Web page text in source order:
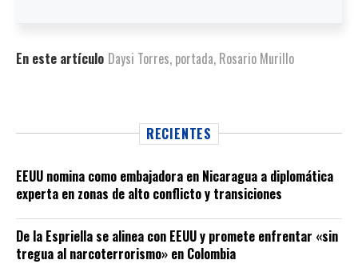
En este artículo Daysi Torres, portada, Rosario Murillo
RECIENTES
EEUU nomina como embajadora en Nicaragua a diplomática
experta en zonas de alto conflicto y transiciones
De la Espriella se alinea con EEUU y promete enfrentar «sin
tregua al narcoterrorismo» en Colombia